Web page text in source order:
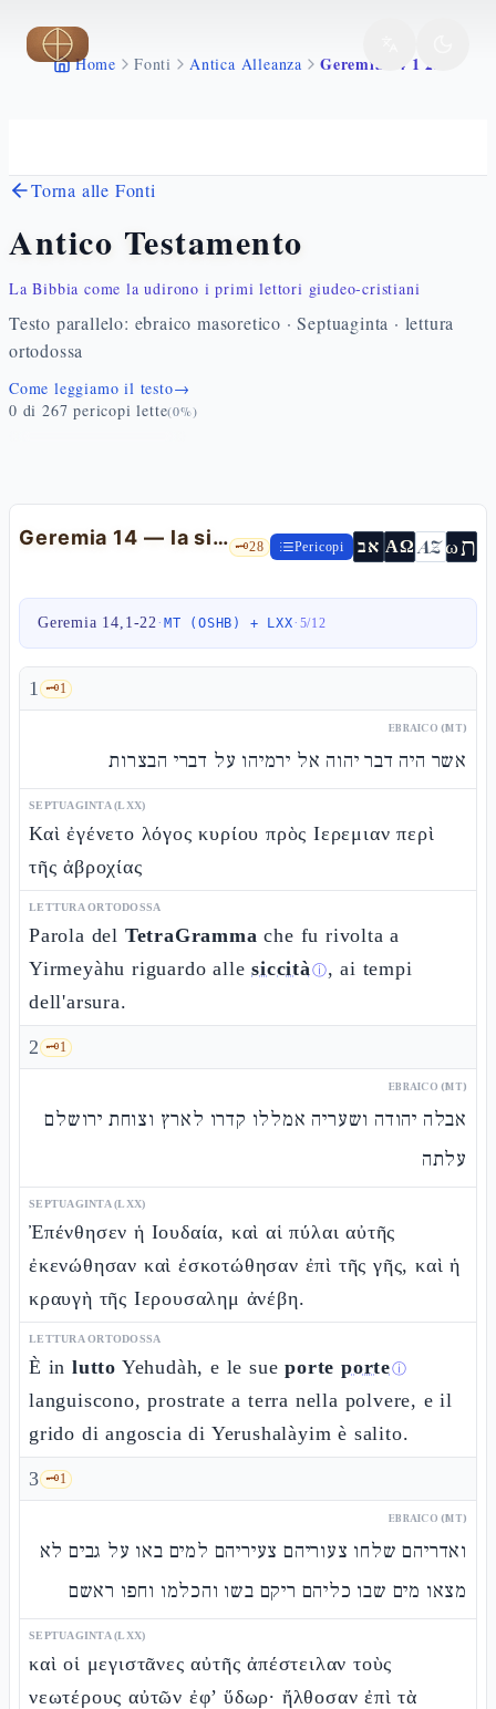
Vai al contenuto principale
Home Fonti Antica Alleanza Geremia 14 1 22
Torna alle Fonti
Antico Testamento
La Bibbia come la udirono i primi lettori giudeo-cristiani
Testo parallelo: ebraico masoretico · Septuaginta · lettura
ortodossa
Come leggiamo il testo→
0 di 267 pericopi lette(0%)
Geremia 14 — la siccità, "per amore del tuo Nome", i falsi profeti 🗝️28 Pericopi אב ΑΩ AZωת
Geremia 14,1-22· MT (OSHB) + LXX· 5/12
1 🗝️1
EBRAICO (MT)
אשר היה דבר יהוה אל ירמיהו על דברי הבצרות
SEPTUAGINTA (LXX)
Καὶ ἐγένετο λόγος κυρίου πρὸς Ιερεμιαν περὶ
τῆς ἀβροχίας
LETTURA ORTODOSSA
Parola del TetraGramma che fu rivolta a
Yirmeyàhu riguardo allesiccitàⓘ, ai tempi
dell'arsura.
2 🗝️1
EBRAICO (MT)
אבלה יהודה ושעריה אמללו קדרו לארץ וצוחת ירושלם
עלתה
SEPTUAGINTA (LXX)
Ἐπένθησεν ἡ Ιουδαία, καὶ αἱ πύλαι αὐτῆς
ἐκενώθησαν καὶ ἐσκοτώθησαν ἐπὶ τῆς γῆς, καὶ ἡ
κραυγὴ τῆς Ιερουσαλημ ἀνέβη.
LETTURA ORTODOSSA
È in lutto Yehudàh, e le sueporte porteⓘ
languiscono, prostrate a terra nella polvere, e il
grido di angoscia di Yerushalàyim è salito.
3 🗝️1
EBRAICO (MT)
ואדריהם שלחו צעוריהם צעיריהם למים באו על גבים לא
מצאו מים שבו כליהם ריקם בשו והכלמו וחפו ראשם
SEPTUAGINTA (LXX)
καὶ οἱ μεγιστᾶνες αὐτῆς ἀπέστειλαν τοὺς
νεωτέρους αὐτῶν ἐφ’ ὕδωρ· ἤλθοσαν ἐπὶ τὰ